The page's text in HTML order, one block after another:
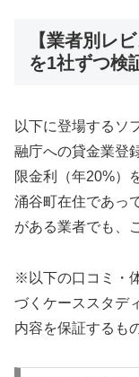
【業者別レ
を1社ずつ検
以下に登場するソ
融庁への貸金業登
限金利（年20%）
涌谷町在住であっ
がある業者でも、
※以下の口コミ・
づくケーススタデ
内容を保証するも